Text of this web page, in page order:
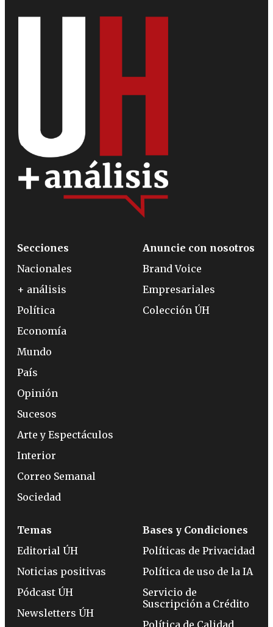
Secciones
Nacionales
+ análisis
Política
Economía
Mundo
País
Opinión
Sucesos
Arte y Espectáculos
Interior
Correo Semanal
Sociedad
Anuncie con nosotros
Brand Voice
Empresariales
Colección ÚH
Temas
Editorial ÚH
Noticias positivas
Pódcast ÚH
Newsletters ÚH
Bases y Condiciones
Políticas de Privacidad
Política de uso de la IA
Servicio de
Suscripción a Crédito
Política de Calidad